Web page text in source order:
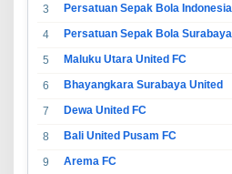
3
4
Persatuan Sepak Bola Surabaya
5
Maluku Utara United FC
6
Bhayangkara Surabaya United
7
Dewa United FC
8
Bali United Pusam FC
9
Arema FC